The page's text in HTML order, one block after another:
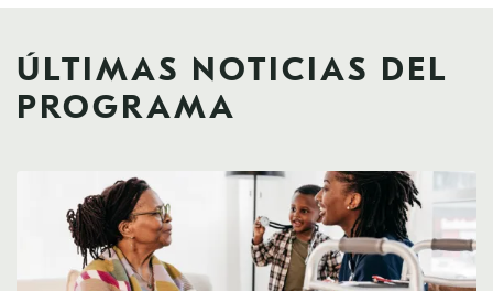
ÚLTIMAS NOTICIAS DEL
PROGRAMA